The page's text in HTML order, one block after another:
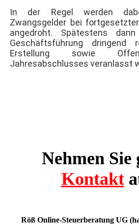
In der Regel werden
Zwangsgelder bei
angedroht. Spätestens
Geschäftsführung dringend
Erstellung sowie
Jahresabschlusses veranlasst
Nehmen Sie
Kontakt
Röß Online-Steuerberatung UG